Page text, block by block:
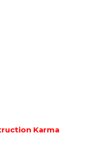
Karma